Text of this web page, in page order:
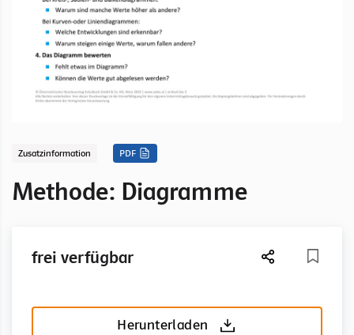
Zusatzinformation PDF
Methode: Diagramme
frei verfügbar
Herunterladen